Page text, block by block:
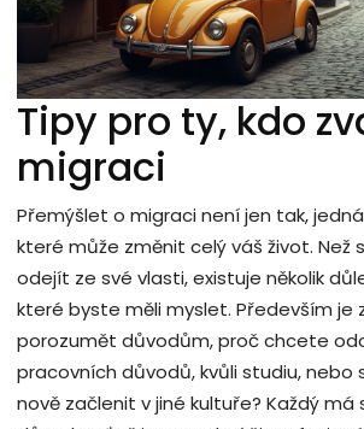
Tipy pro ty, kdo
migraci
Přemýšlet o migraci není jen tak,
které může změnit celý váš život. Než
odejít ze své vlasti, existuje několik
které byste měli myslet. Především je
porozumět důvodům, proč chcete
pracovních důvodů, kvůli studiu,
nově začlenit v jiné kultuře? Každý má